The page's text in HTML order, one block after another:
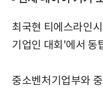
최국현 티에스라인
기업인 대회'에서 동
중소벤처기업부와